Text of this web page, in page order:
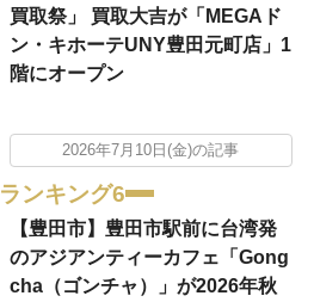
買取祭」 買取大吉が「MEGAド
ン・キホーテUNY豊田元町店」1
階にオープン
2026年7月10日(金)の記事
ランキング6
【豊田市】豊田市駅前に台湾発
のアジアンティーカフェ「Gong
cha（ゴンチャ）」が2026年秋